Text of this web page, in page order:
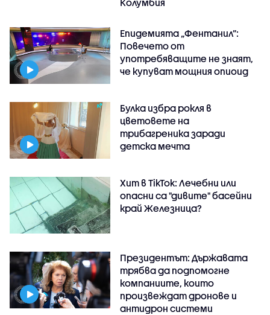
Колумбия
Епидемията „Фентанил”:
Повечето от
употребяващите не знаят,
че купуват мощния опиоид
Булка избра рокля в
цветовете на
трибагреника заради
детска мечта
Хит в TikTok: Лечебни или
опасни са "дивите" басейни
край Железница?
Президентът: Държавата
трябва да подпомогне
компаниите, които
произвеждат дронове и
антидрон системи